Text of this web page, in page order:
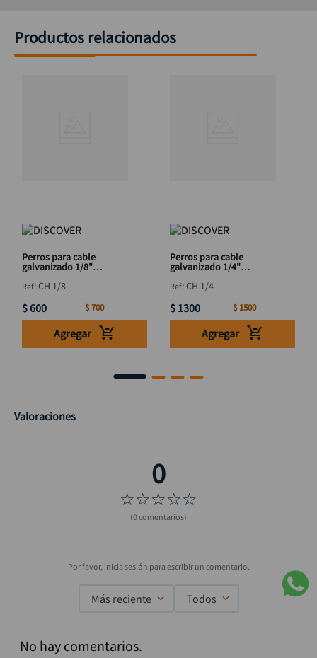
Productos relacionados
Perros para cable
galvanizado 1/8"
:CH 1/8
$600 $700
Agregar
Perros para cable
galvanizado 1/4"
:CH 1/4
$ 1300 $1500
Agregar
Valoraciones
☆☆☆☆☆
(0 comentarios)
Más reciente Todos
No hay comentarios.